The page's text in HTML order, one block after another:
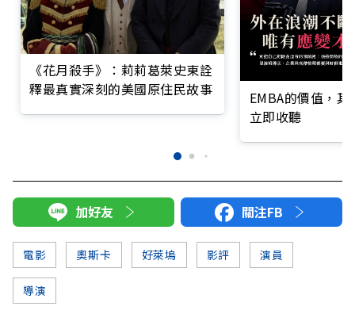
《花月殺手》：莉莉葛萊史東詮
釋最真實深刻的美國原住民故事
EMBA的價值，
立即收聽
加好友 關注FB
電影 奧斯卡 好萊塢 影評 演員
導演